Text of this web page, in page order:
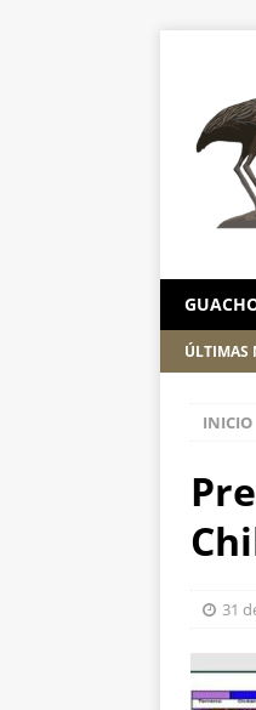
ÚLTIMAS
INICIO
31